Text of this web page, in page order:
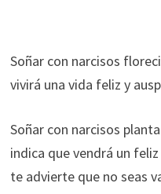
Soñar con narcisos
vivirá una vida feliz y
Soñar con narcisos
indica que vendrá un
te advierte que no seas